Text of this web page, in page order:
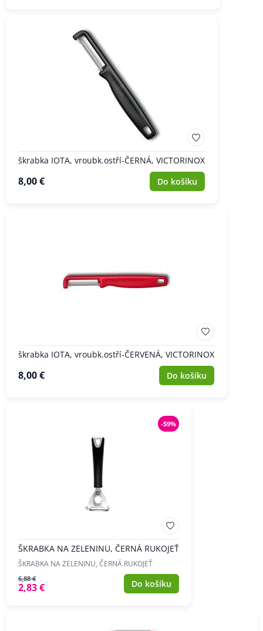
škrabka IOTA, vroubk.ostří-ČERNÁ, VICTORINOX
8,00 € Do košíku
škrabka IOTA, vroubk.ostří-ČERVENÁ, VICTORINOX
8,00 € Do košíku
-59%
ŠKRABKA NA ZELENINU, ČERNÁ RUKOJEŤ
ŠKRABKA NA ZELENINU, ČERNÁ RUKOJEŤ
6,88 €
2,83 € Do košíku